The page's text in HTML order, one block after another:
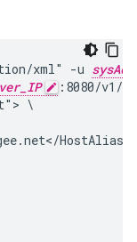
xml" -u
:8080/v1/
\
HostAlias>